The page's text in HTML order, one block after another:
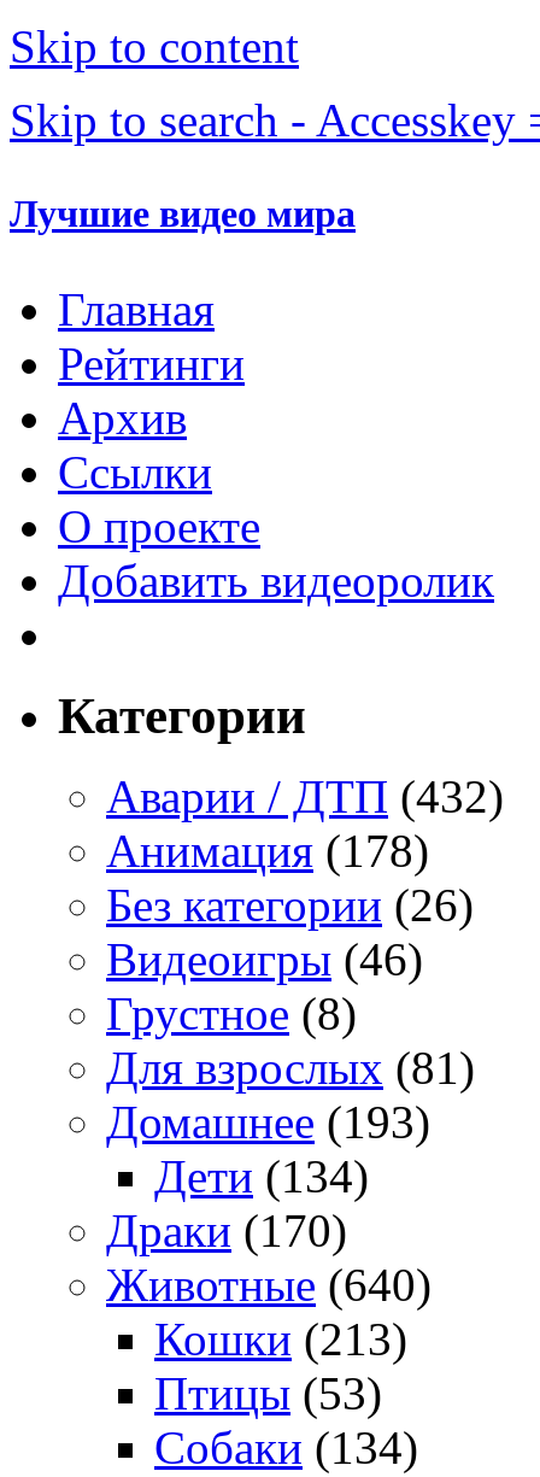
Skip to content
Skip to search - Accesskey
Лучшие видео мира
Главная
Рейтинги
Архив
Ссылки
О проекте
Добавить видеоролик
Категории
Аварии / ДТП (432)
Анимация (178)
Без категории (26)
Видеоигры (46)
Грустное (8)
Для взрослых (81)
Домашнее (193)
Дети (134)
Драки (170)
Животные (640)
Кошки (213)
Птицы (53)
Собаки (134)